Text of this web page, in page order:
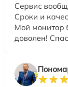
Сервис
Сроки и
Мой монитор
доволен!